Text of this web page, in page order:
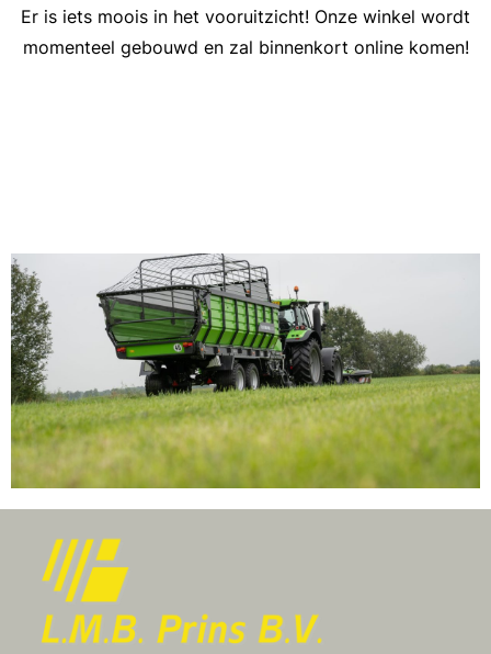
Er is iets moois in het vooruitzicht! Onze winkel wordt
momenteel gebouwd en zal binnenkort online komen!